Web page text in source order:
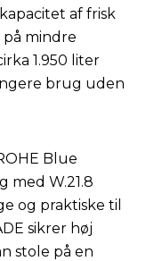
af frisk
mindre
1.950 liter
brug uden
Blue
med W.21.8
og praktiske til
sikrer høj
stole på en